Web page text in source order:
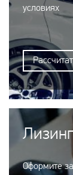
условиях
Оформите